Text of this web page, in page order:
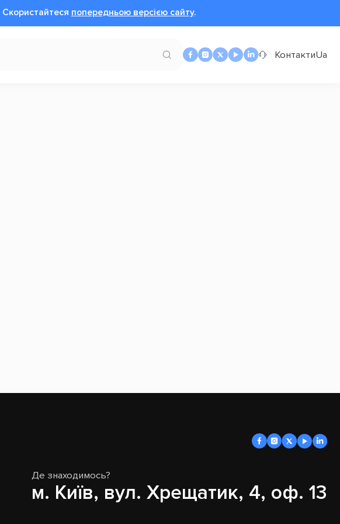
Cкористайтеся попередньою версією сайту.
КонтактиUa
Де знаходимось?
м. Київ, вул. Хрещатик, 4, оф. 13